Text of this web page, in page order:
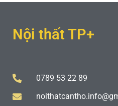
Nội thất TP+
0789 53 22 89